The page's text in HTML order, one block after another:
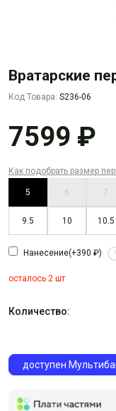
Вратарские
Код Товара: S236-06
7599 ₽
Как подобрать размер
5 6 7
9.5 10 10.5
Нанесение(+390 ₽) ?
осталось 2 шт
Количество:
доступен